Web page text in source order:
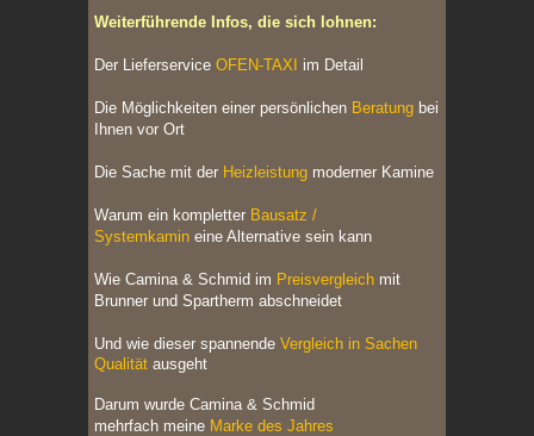
Weiterführende Infos, die sich lohnen:
Der Lieferservice OFEN-TAXI im Detail
Die Möglichkeiten einer persönlichen Beratung bei
Ihnen vor Ort
Die Sache mit der Heizleistung moderner Kamine
Warum ein kompletter Bausatz /
Systemkamin eine Alternative sein kann
Wie Camina & Schmid im Preisvergleich mit
Brunner und Spartherm abschneidet
Und wie dieser spannende Vergleich in Sachen
Qualität ausgeht
Darum wurde Camina & Schmid
mehrfach meine Marke des Jahres